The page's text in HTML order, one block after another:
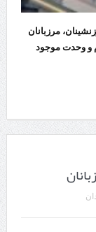
مرزبانان
و وحدت موجود